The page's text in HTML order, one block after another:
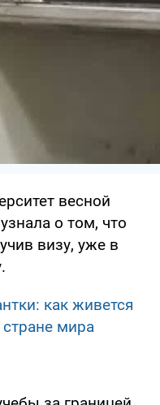
весной
о том, что
визу, уже в
как живется
мира